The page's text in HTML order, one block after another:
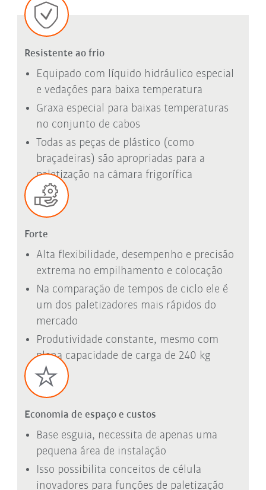
Resistente ao frio
Equipado com líquido hidráulico especial
e vedações para baixa temperatura
Graxa especial para baixas temperaturas
no conjunto de cabos
Todas as peças de plástico (como
braçadeiras) são apropriadas para a
paletização na câmara frigorífica
Forte
Alta flexibilidade, desempenho e precisão
extrema no empilhamento e colocação
Na comparação de tempos de ciclo ele é
um dos paletizadores mais rápidos do
mercado
Produtividade constante, mesmo com
plena capacidade de carga de 240 kg
Economia de espaço e custos
Base esguia, necessita de apenas uma
pequena área de instalação
Isso possibilita conceitos de célula
inovadores para funções de paletização